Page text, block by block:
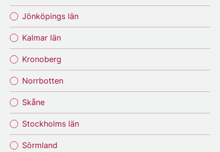
Jönköpings län
Kalmar län
Kronoberg
Norrbotten
Skåne
Stockholms län
Sörmland